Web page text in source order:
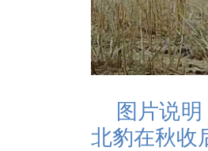
图片说
北豹在秋收